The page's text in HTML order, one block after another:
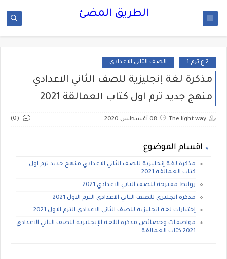
الطريق المضئ
2 ع ترم 1 الصف الثانى الاعدادى
مذكرة لغة إنجليزية للصف الثاني الاعدادي
منهج جديد ترم اول كتاب العمالقة 2021
The light way 08 أغسطس 2020 (0)
اقسام الموضوع
مذكرة لغة إنجليزية للصف الثاني الاعدادي منهج جديد ترم اول
كتاب العمالقة 2021
روابط مقترحة للصف الثاني الاعدادي 2021.
مذكرة انجليزي للصف الثاني الاعدادي الترم الاول 2021
إختبارات لغة انجليزية للصف الثانى الاعدادى الترم الاول 2021
مواصفات وخصائص مذكرة اللغة الإنجليزية للصف الثاني الاعدادي
2021 كتاب العمالقة